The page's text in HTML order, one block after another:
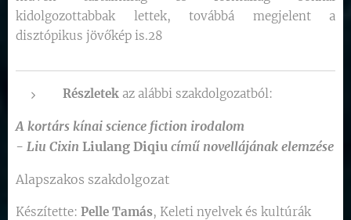
kidolgozottabbak lettek, továbbá megjelent a
disztópikus jövőkép is.28
Részletek az alábbi szakdolgozatból:
A kortárs kínai science fiction irodalom
- Liu Cixin Liulang Diqiu című novellájának elemzése
Alapszakos szakdolgozat
Készítette: Pelle Tamás, Keleti nyelvek és kultúrák